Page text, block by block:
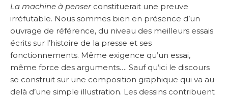
La machine à penserconstituerait une preuve
irréfutable. Nous sommes bien en présence d’un
ouvrage de référence, du niveau des meilleurs essais
écrits sur l’histoire de la presse et ses
fonctionnements. Même exigence qu’un essai,
même force des arguments…. Sauf qu’ici le discours
se construit sur une composition graphique qui va au-
delà d’une simple illustration. Les dessins contribuent